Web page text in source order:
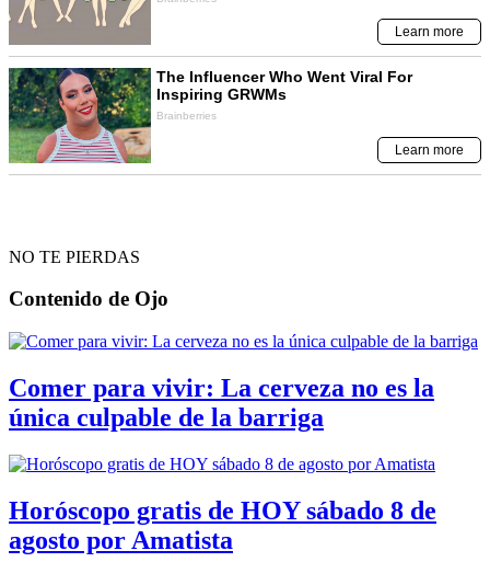
NO TE PIERDAS
Contenido de Ojo
Comer para vivir: La cerveza no es la
única culpable de la barriga
Horóscopo gratis de HOY sábado 8 de
agosto por Amatista